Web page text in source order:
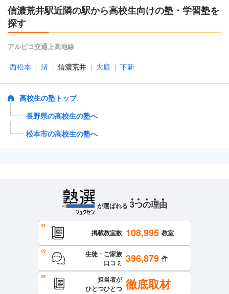
信濃荒井駅近隣の駅から高校生向けの塾・学習塾を
探す
アルピコ交通上高地線
西松本 | 渚 | 信濃荒井 | 大庭 | 下新
高校生の塾トップ
長野県の高校生の塾へ
松本市の高校生の塾へ
が選ばれる 3つの理由
掲載教室数 108,995 教室
生徒・ご家族
口コミ 396,879 件
担当者が
ひとつひとつ 徹底取材